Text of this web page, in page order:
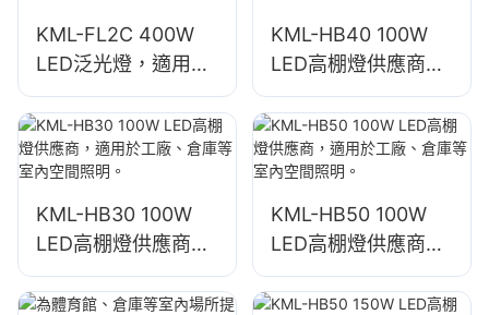
KML-FL2C 400W
LED泛光燈，適用於
戶外建築立面和建築
工地照明
KML-HB40 100W
LED高棚燈供應商，
適用於工廠、倉庫等
室內空間照明。
KML-HB30 100W
LED高棚燈供應商，
適用於工廠、倉庫等
室內空間照明。
KML-HB50 100W
LED高棚燈供應商，
適用於工廠、倉庫等
室內空間照明。